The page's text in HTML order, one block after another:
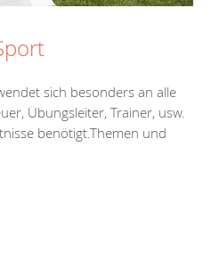
sich besonders an alle
Übungsleiter, Trainer, usw.
benötigt.Themen und